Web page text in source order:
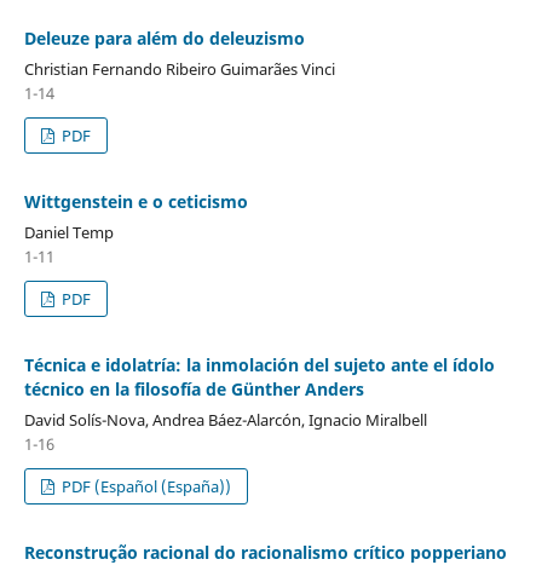
Deleuze para além do deleuzismo
Christian Fernando Ribeiro Guimarães Vinci
1-14
PDF
Wittgenstein e o ceticismo
Daniel Temp
1-11
PDF
Técnica e idolatría: la inmolación del sujeto ante el ídolo
técnico en la filosofía de Günther Anders
David Solís-Nova, Andrea Báez-Alarcón, Ignacio Miralbell
1-16
PDF (Español (España))
Reconstrução racional do racionalismo crítico popperiano